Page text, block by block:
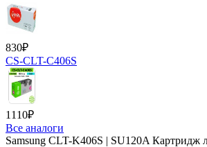
830₽
CS-CLT-C406S
1110₽
Все аналоги
Samsung CLT-K406S | SU120A Картридж